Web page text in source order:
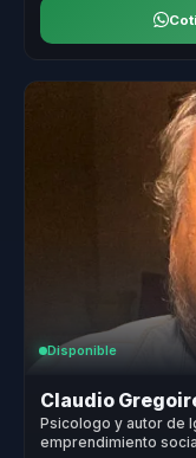
Disponible
Claudio
Psicologo y autor de
emprendimiento